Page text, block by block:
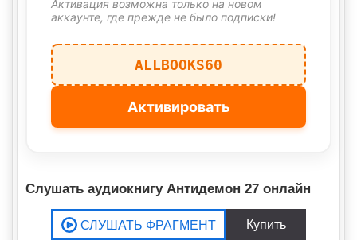
Активация возможна только на новом
аккаунте, где прежде не было подписки!
ALLBOOKS60
Активировать
Слушать аудиокнигу Антидемон 27 онлайн